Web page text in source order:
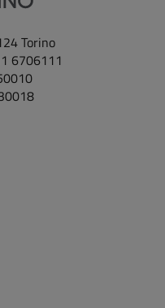
Torino
6706111